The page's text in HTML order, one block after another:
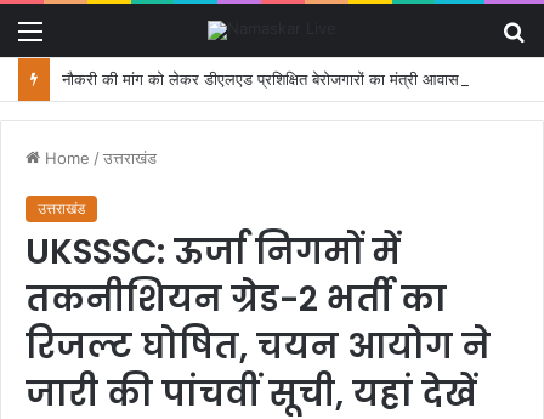
Home /उत्तराखंड
उत्तराखंड
UKSSSC: ऊर्जा निगमों में
तकनीशियन ग्रेड-2 भर्ती का
रिजल्ट घोषित, चयन आयोग ने
जारी की पांचवीं सूची, यहां देखें